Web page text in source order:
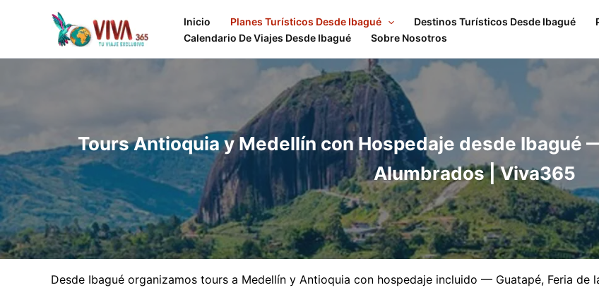
Inicio Planes Turísticos Desde Ibagué Destinos Turísticos Desde Ibagué
Calendario De Viajes Desde Ibagué
Sobre Nosotros
Tours Antioquia y Medellín con Hospedaje desde Ibagué
Alumbrados | Viva365
Desde Ibagué organizamos tours a Medellín y Antioquia con hospedaje incluido — Guatapé, Feria de